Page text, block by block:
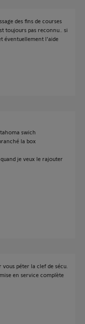
des fins de courses
toujours pas reconnu.. si
éventuellement l'aide
swich
la box
je veux le rajouter
péter la clef de sécu.
en service complète